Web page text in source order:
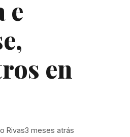
e
en
Rivas3 meses atrás